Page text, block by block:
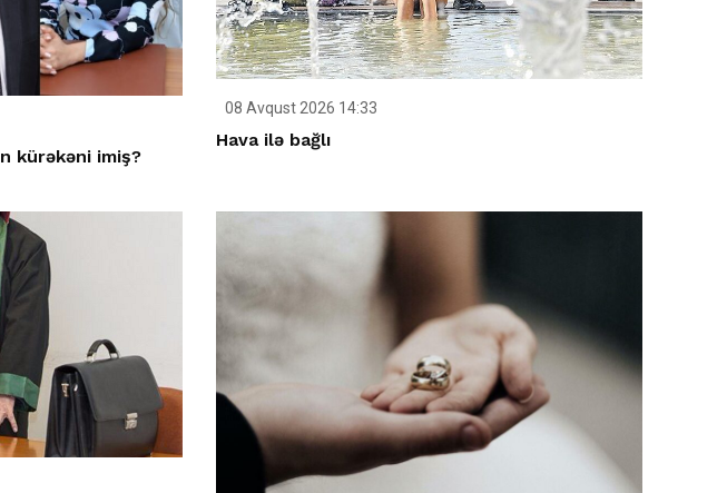
kürəkəni imiş?
08 Avqust 2026 14:33
Hava ilə bağlı